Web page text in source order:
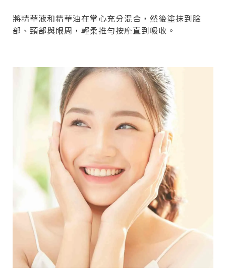
將精華液和精華油在掌心充分混合，然後塗抹到臉
部、頸部與眼周，輕柔推勻按摩直到吸收。